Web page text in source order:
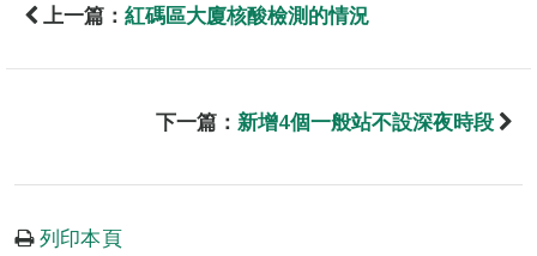
上一篇： 紅碼區大廈核酸檢測的情況
下一篇： 新增4個一般站不設深夜時段
列印本頁